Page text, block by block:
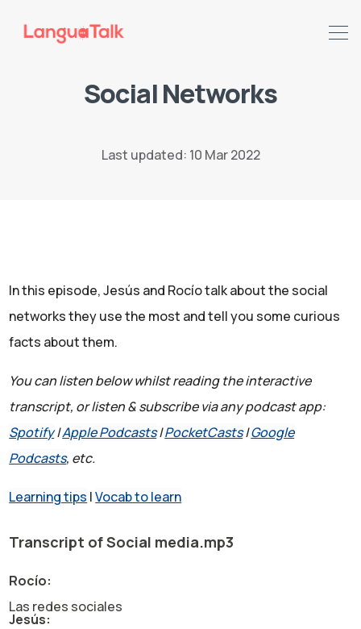
Social Networks
Last updated: 10 Mar 2022
In this episode, Jesús and Rocío talk about the social
networks they use the most and tell you some curious
facts about them.
You can listen below whilst reading the interactive
transcript, or listen & subscribe via any podcast app:
Spotify|Apple Podcasts|PocketCasts|Google
Podcasts, etc.
Learning tips |Vocab to learn
Transcript of Social media.mp3
Rocío:
Las redes sociales
Jesús: